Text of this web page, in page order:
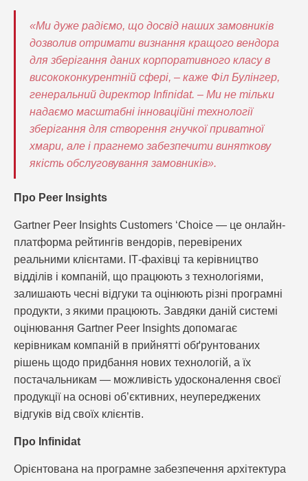
«Ми дуже радіємо, що досвід наших замовників
дозволив отримати визнання кращого вендора
для зберігання даних корпоративного класу в
висококонкурентній сфері, – каже Філ Булінгер,
генеральний директор Infinidat. – Ми не тільки
надаємо масштабні інноваційні технології
зберігання для створення гнучкої приватної
хмари, але і прагнемо забезпечити виняткову
якість обслуговування замовників».
Про Peer Insights
Gartner Peer Insights Customers ‘Choice — це онлайн-
платформа рейтингів вендорів, перевірених
реальними клієнтами. ІТ-фахівці та керівництво
відділів і компаній, що працюють з технологіями,
залишають чесні відгуки та оцінюють різні програмні
продукти, з якими працюють. Завдяки даній системі
оцінювання Gartner Peer Insights допомагає
керівникам компаній в прийнятті обґрунтованих
рішень щодо придбання нових технологій, а їх
постачальникам — можливість удосконалення своєї
продукції на основі об’єктивних, неупереджених
відгуків від своїх клієнтів.
Про Infinidat
Орієнтована на програмне забезпечення архітектура